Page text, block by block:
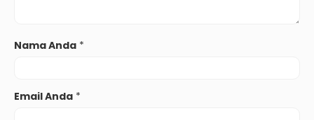
Nama Anda *
Email Anda *